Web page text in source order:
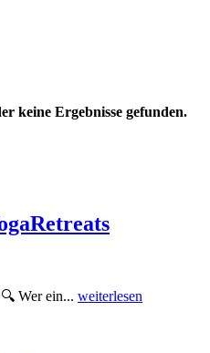
keine Ergebnisse gefunden.
Wer ein... weiterlesen